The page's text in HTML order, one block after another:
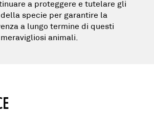
a proteggere e tutelare gli
specie per garantire la
a lungo termine di questi
meravigliosi animali.